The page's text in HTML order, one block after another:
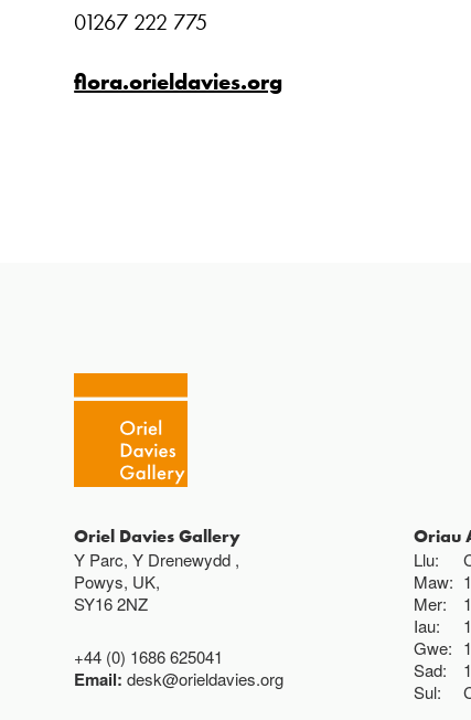
01267 222 775
flora.orieldavies.org
Oriel Davies Gallery
Y Parc, Y Drenewydd ,
Powys, UK,
SY16 2NZ
+44 (0) 1686 625041
Email:desk@orieldavies.org
Oriau
Llu:
Maw:
Mer:
Iau:
Gwe:
Sad:
Sul: